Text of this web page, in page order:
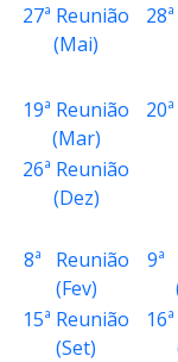
27ª Reunião
(Mai)
19ª Reunião
(Mar)
26ª Reunião
(Dez)
8ª Reunião
(Fev)
9ª
15ª Reunião
(Set)